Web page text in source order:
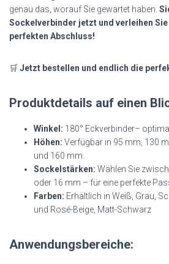
genau das, worauf Sie gewartet haben.
Sockelverbinder jetzt und verleihen Sie
perfekten Abschluss!
🛒 Jetzt bestellen und endlich die
Produktdetails auf einen
Winkel: 180° Eckverbinder–
Höhen: Verfügbar in 95 mm, 130
und 160 mm.
Sockelstärken: Wählen Sie
oder 16 mm – für eine perfekte
Farben: Erhältlich in Weiß, Grau,
und Rosé-Beige, Matt-Schwarz
Anwendungsbereiche: